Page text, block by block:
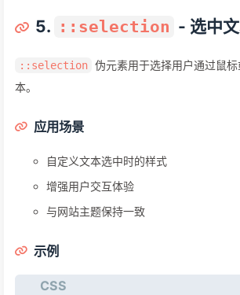
5. ::selection - 选中
::selection 伪元素用于选择用户通过鼠
本。
应用场景
自定义文本选中时的样式
增强用户交互体验
与网站主题保持一致
示例
CSS